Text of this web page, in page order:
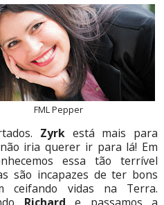
FML Pepper
Zyrk está mais para
iria querer ir para lá! Em
essa tão terrível
são incapazes de ter bons
ceifando vidas na Terra.